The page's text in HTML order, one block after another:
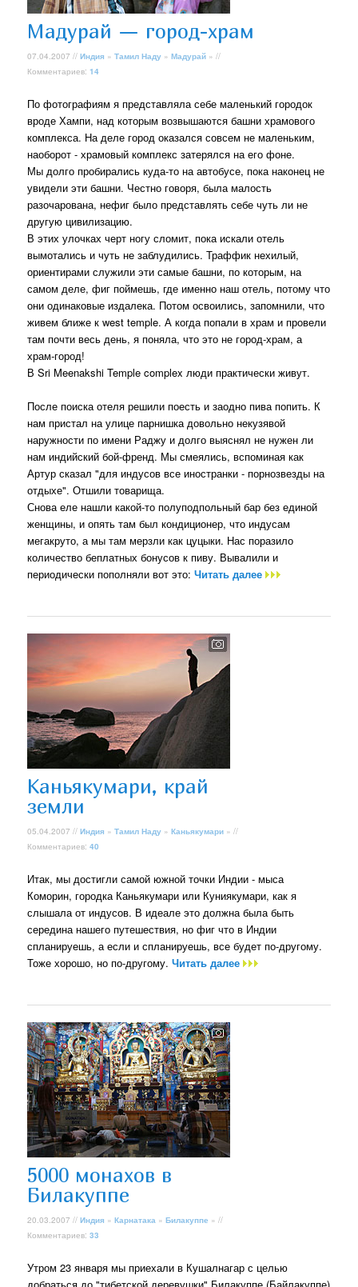
Мадурай — город-храм
07.04.2007 //Индия »Тамил Наду »Мадурай » //
Комментариев:14
По фотографиям я представляла себе маленький городок
вроде Хампи, над которым возвышаются башни храмового
комплекса. На деле город оказался совсем не маленьким,
наоборот - храмовый комплекс затерялся на его фоне.
Мы долго пробирались куда-то на автобусе, пока наконец не
увидели эти башни. Честно говоря, была малость
разочарована, нефиг было представлять себе чуть ли не
другую цивилизацию.
В этих улочках черт ногу сломит, пока искали отель
вымотались и чуть не заблудились. Траффик нехилый,
ориентирами служили эти самые башни, по которым, на
самом деле, фиг поймешь, где именно наш отель, потому что
они одинаковые издалека. Потом освоились, запомнили, что
живем ближе к west temple. А когда попали в храм и провели
там почти весь день, я поняла, что это не город-храм, а
храм-город!
В Sri Meenakshi Temple complex люди практически живут.
После поиска отеля решили поесть и заодно пива попить. К
нам пристал на улице парнишка довольно некузявой
наружности по имени Раджу и долго выяснял не нужен ли
нам индийский бой-френд. Мы смеялись, вспоминая как
Артур сказал "для индусов все иностранки - порнозвезды на
отдыхе". Отшили товарища.
Снова еле нашли какой-то полуподпольный бар без единой
женщины, и опять там был кондиционер, что индусам
мегакруто, а мы там мерзли как цуцыки. Нас поразило
количество беплатных бонусов к пиву. Вывалили и
периодически пополняли вот это:Читать далее
Каньякумари, край
земли
05.04.2007 //Индия »Тамил Наду »Каньякумари » //
Комментариев:40
Итак, мы достигли самой южной точки Индии - мыса
Коморин, городка Каньякумари или Куниякумари, как я
слышала от индусов. В идеале это должна была быть
середина нашего путешествия, но фиг что в Индии
спланируешь, а если и спланируешь, все будет по-другому.
Тоже хорошо, но по-другому.Читать далее
5000 монахов в
Билакуппе
20.03.2007 //Индия »Карнатака »Билакуппе » //
Комментариев:33
Утром 23 января мы приехали в Кушалнагар с целью